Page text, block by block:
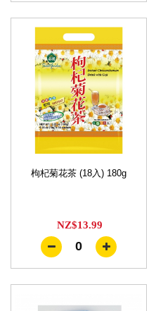
枸杞菊花茶 (18入) 180g
NZ$13.99
0